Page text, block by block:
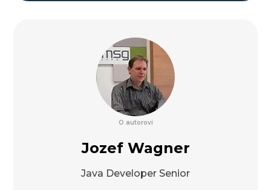
O autorovi
Jozef Wagner
Java Developer Senior